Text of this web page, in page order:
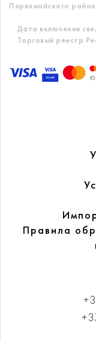
Первомайского
Дата включения
Торговый реестр
Правила